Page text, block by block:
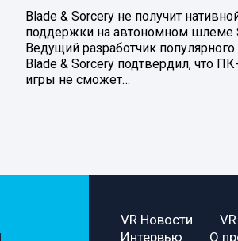
Blade & Sorcery не получит
поддержки на автономном шлеме
Ведущий разработчик
Blade & Sorcery подтвердил, что
игры не сможет…
VR Новости
Интервью
О